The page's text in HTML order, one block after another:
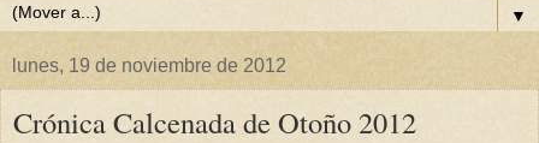
▼
lunes, 19 de noviembre de 2012
Crónica Calcenada de Otoño 2012